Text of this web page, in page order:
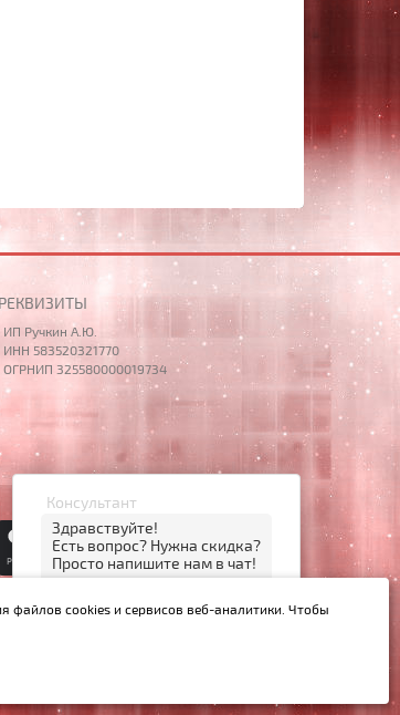
РЕКВИЗИТЫ
ИП Ручкин А.Ю.
ИНН 583520321770
ОГРНИП 325580000019734
Консультант
Здравствуйте!
Есть вопрос? Нужна скидка?
Просто напишите нам в чат!
13:18
файлов cookies и сервисов веб-аналитики. Чтобы